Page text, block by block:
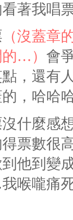
著我唱
（沒蓋章
…） 會
，還有
的，哈哈
什麼感
票數很
到他到
喉嚨痛